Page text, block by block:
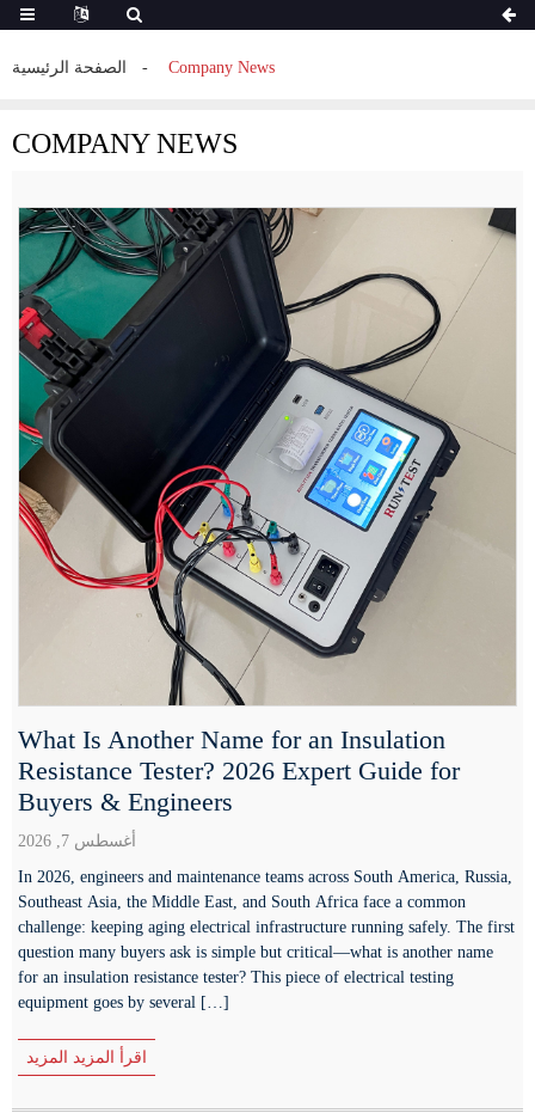
الصفحة الرئيسية Company News
COMPANY NEWS
What Is Another Name for an Insulation
Resistance Tester? 2026 Expert Guide for
Buyers & Engineers
أغسطس 7, 2026
In 2026, engineers and maintenance teams across South America, Russia,
Southeast Asia, the Middle East, and South Africa face a common
challenge: keeping aging electrical infrastructure running safely. The first
question many buyers ask is simple but critical—what is another name
for an insulation resistance tester? This piece of electrical testing
equipment goes by several […]
اقرأ المزيد المزيد